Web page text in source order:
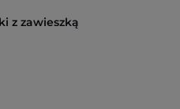
z zawieszką